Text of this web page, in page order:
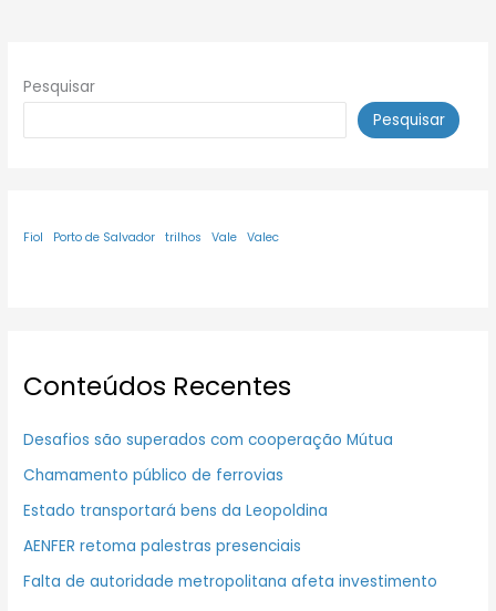
Pesquisar
Pesquisar
Fiol Porto de Salvador trilhos Vale Valec
Conteúdos Recentes
Desafios são superados com cooperação Mútua
Chamamento público de ferrovias
Estado transportará bens da Leopoldina
AENFER retoma palestras presenciais
Falta de autoridade metropolitana afeta investimento